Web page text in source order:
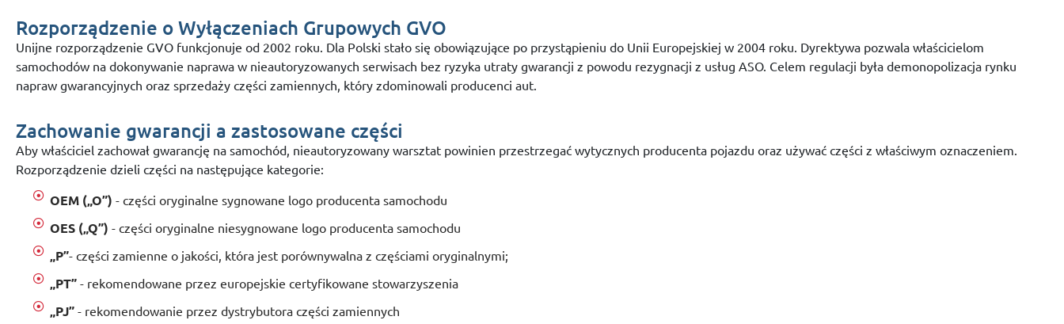
Rozporządzenie o Wyłączeniach Grupowych GVO
Unijne rozporządzenie GVO funkcjonuje od 2002 roku. Dla Polski stało się obowiązujące po przystąpieniu do Unii Europejskiej w 2004 roku. Dyrektywa pozwala właścicielom
samochodów na dokonywanie naprawa w nieautoryzowanych serwisach bez ryzyka utraty gwarancji z powodu rezygnacji z usług ASO. Celem regulacji była demonopolizacja rynku
napraw gwarancyjnych oraz sprzedaży części zamiennych, który zdominowali producenci aut.
Zachowanie gwarancji a zastosowane części
Aby właściciel zachował gwarancję na samochód, nieautoryzowany warsztat powinien przestrzegać wytycznych producenta pojazdu oraz używać części z właściwym oznaczeniem.
Rozporządzenie dzieli części na następujące kategorie:
OEM („O”) - części oryginalne sygnowane logo producenta samochodu
OES („Q”) - części oryginalne niesygnowane logo producenta samochodu
„P”- części zamienne o jakości, która jest porównywalna z częściami oryginalnymi;
„PT” - rekomendowane przez europejskie certyfikowane stowarzyszenia
„PJ” - rekomendowanie przez dystrybutora części zamiennych